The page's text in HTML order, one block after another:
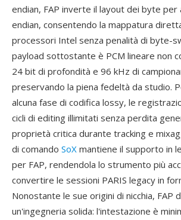
endian, FAP inverte il layout dei byte
endian, consentendo la mappatura
processori Intel senza penalità di byte-
payload sottostante è PCM lineare non
24 bit di profondità e 96 kHz di
preservando la piena fedeltà da studio.
alcuna fase di codifica lossy, le
cicli di editing illimitati senza perdita
proprietà critica durante tracking e
di comando SoX mantiene il supporto in
per FAP, rendendola lo strumento più
convertire le sessioni PARIS legacy in
Nonostante le sue origini di nicchia, FAP
un'ingegneria solida: l'intestazione è